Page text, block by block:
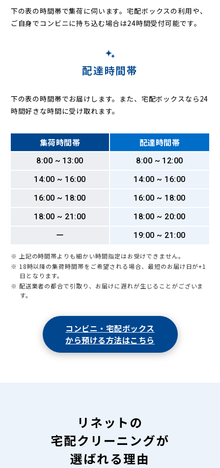
下の表の時間帯で集荷に伺います。宅配ボックスの利用や、
ご自身でコンビニに持ち込む場合は24時間受付可能です。
配達時間帯
下の表の時間帯でお届けします。また、宅配ボックスなら24
時間好きな時間に受け取れます。
集荷時間帯 配達時間帯
8:00 ~ 13:00
8:00 ~ 12:00
14:00 ~ 16:00
14:00 ~ 16:00
16:00 ~ 18:00
16:00 ~ 18:00
18:00 ~ 21:00
18:00 ~ 20:00
ー
19:00 ~ 21:00
※ 上記の時間帯よりも細かい時間指定はお受けできません。
※ 18時以降の集荷時間帯をご希望される場合、最短のお届け日が+1
日となります。
※ 配送業者の都合で引取り、お届けに遅れが生じることがございま
す。
コンビニ・宅配ボックス
から預ける方法はこちら
リネットの
宅配クリーニングが
選ばれる理由